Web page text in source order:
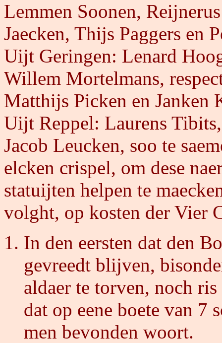
Lemmen Soonen,
Jaecken, Thijs Paggers en
Uijt Geringen: Lenard
Willem Mortelmans,
Matthijs Picken en Janken
Uijt Reppel: Laurens
Jacob Leucken, soo te
elcken crispel, om dese
statuijten helpen te
volght, op kosten der Vier
In den eersten dat den
gevreedt blijven,
aldaer te torven, noch
dat op eene boete van 7
men bevonden woort.